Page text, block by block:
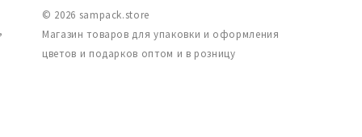
© 2026 sampack.store
Магазин товаров для упаковки и оформления
цветов и подарков оптом и в розницу